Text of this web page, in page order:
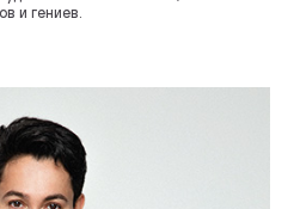
и гениев.